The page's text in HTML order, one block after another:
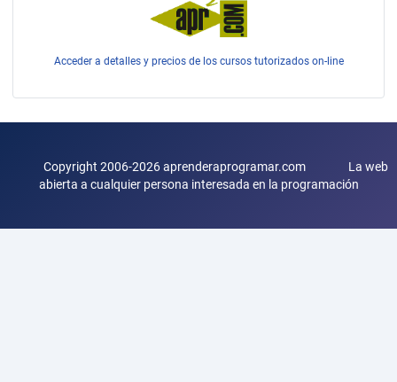
Acceder a detalles y precios de los cursos tutorizados on-line
Copyright 2006-2026 aprenderaprogramar.com La web
abierta a cualquier persona interesada en la programación